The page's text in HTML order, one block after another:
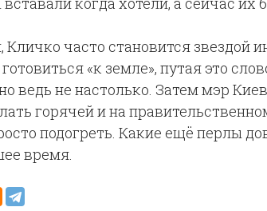
часто становится звездой
«к земле», путая это
ведь не настолько. Затем мэр
горячей и на
подогреть. Какие ещё перлы
время.